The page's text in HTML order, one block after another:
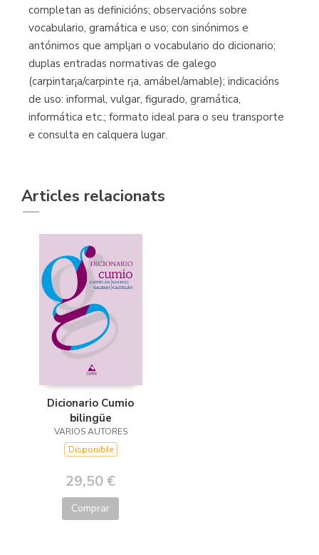
completan as definicións; observacións sobre
vocabulario, gramática e uso; con sinónimos e
antónimos que ampl¡an o vocabulario do dicionario;
duplas entradas normativas de galego
(carpintar¡a/carpinte r¡a, amábel/amable); indicacións
de uso: informal, vulgar, figurado, gramática,
informática etc.; formato ideal para o seu transporte
e consulta en calquera lugar.
Articles relacionats
Dicionario Cumio
bilingüe
VARIOS AUTORES
Disponible
29,50 €
Comprar